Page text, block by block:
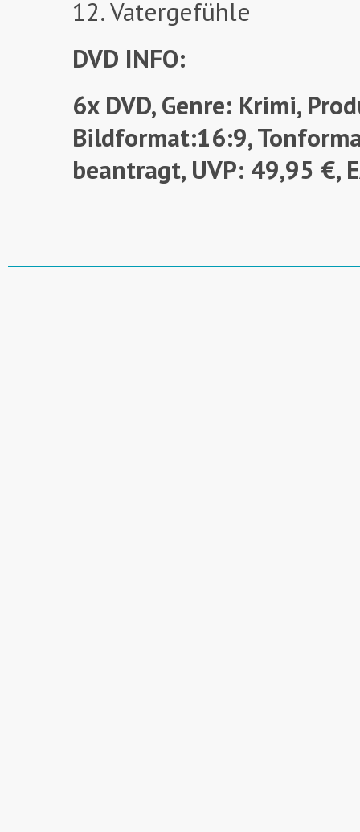
12. Vatergefühle
DVD INFO:
6x DVD, Genre: Krimi,
Bildformat:16:9,
beantragt, UVP: 49,95 €,